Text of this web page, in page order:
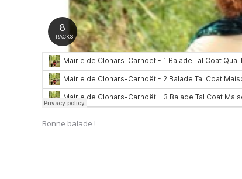
Bonne balade !